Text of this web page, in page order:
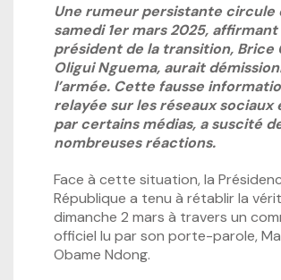
Une rumeur persistante circule
samedi 1er mars 2025,
président de la transition, Brice
Oligui Nguema, aurait
l’armée. Cette fausse
relayée sur les réseaux sociaux
par certains médias, a suscité
nombreuses réactions.
Face à cette situation, la
République a tenu à rétablir la
dimanche 2 mars à travers un
officiel lu par son porte-parole,
Obame Ndong.